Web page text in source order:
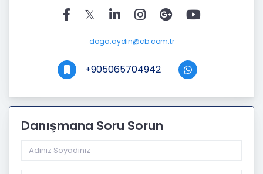
doga.aydin@cb.com.tr
+905065704942
Danışmana Soru Sorun